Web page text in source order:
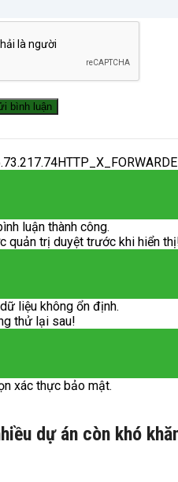
luận thành công.
quản trị duyệt trước khi hiển
liệu không ổn định.
thử lại sau!
xác thực bảo mật.
dự án còn khó